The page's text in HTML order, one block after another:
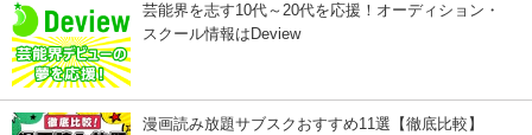
芸能界を志す10代～20代を応援！オーディション・
スクール情報はDeview
漫画読み放題サブスクおすすめ11選【徹底比較】